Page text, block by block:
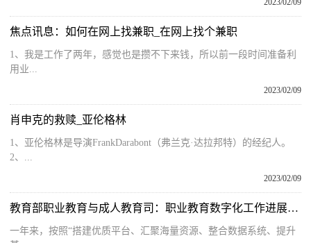
2023/02/09
焦点讯息：如何在网上找兼职_在网上找个兼职
1、我是工作了两年，感觉也是攒不下来钱，所以前一段时间准备利
用业...
2023/02/09
肖申克的救赎_亚伦格林
1、亚伦格林是导演FrankDarabont（弗兰克·达拉邦特）的经纪人。
2、...
2023/02/09
教育部职业教育与成人教育司：职业教育数字化工作进展情况
一年来，按照“搭建优质平台、汇聚海量资源、整合数据系统、提升